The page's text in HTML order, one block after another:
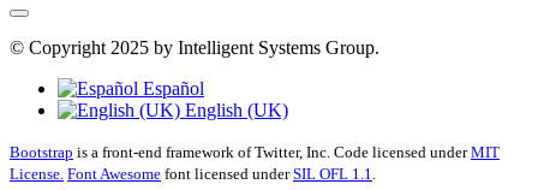
© Copyright 2025 by Intelligent Systems Group.
Español
English (UK)
Bootstrap is a front-end framework of Twitter, Inc. Code licensed underMIT
License. Font Awesome font licensed underSIL OFL 1.1